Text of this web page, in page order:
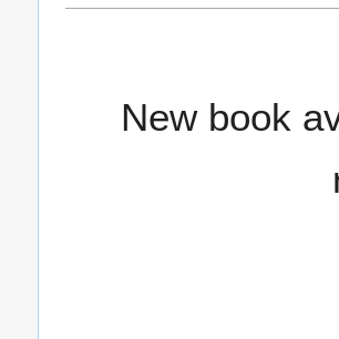
New book